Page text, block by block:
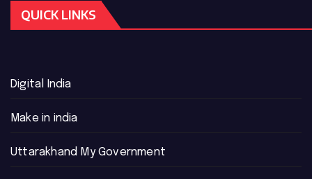
QUICK LINKS
Digital India
Make in india
Uttarakhand My Government